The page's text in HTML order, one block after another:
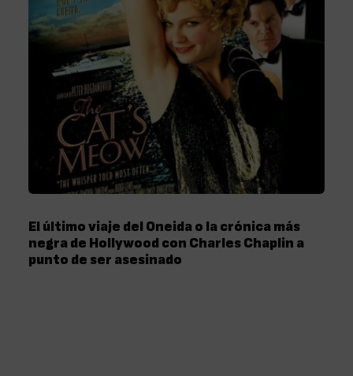
El último viaje del Oneida o la crónica más
negra de Hollywood con Charles Chaplin a
punto de ser asesinado